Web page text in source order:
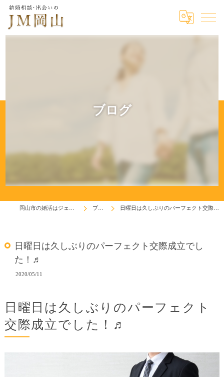
ブログ
ブログ 日曜日は久しぶりのパーフェクト交際成立でした！♬
日曜日は久しぶりのパーフェクト交際成立でし
た！♬
2020/05/11
日曜日は久しぶりのパーフェクト
交際成立でした！♬